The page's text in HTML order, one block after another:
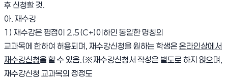
후 신청할 것.
아. 재수강
1) 재수강은 평점이 2.5(C+)이하인 동일한 명칭의
교과목에 한하여 허용되며, 재수강신청을 원하는 학생은 온라인상에서
재수강신청을 할 수 있음.(※재수강신청서 작성은 별도로 하지 않으며,
재수강신청 교과목의 정정도